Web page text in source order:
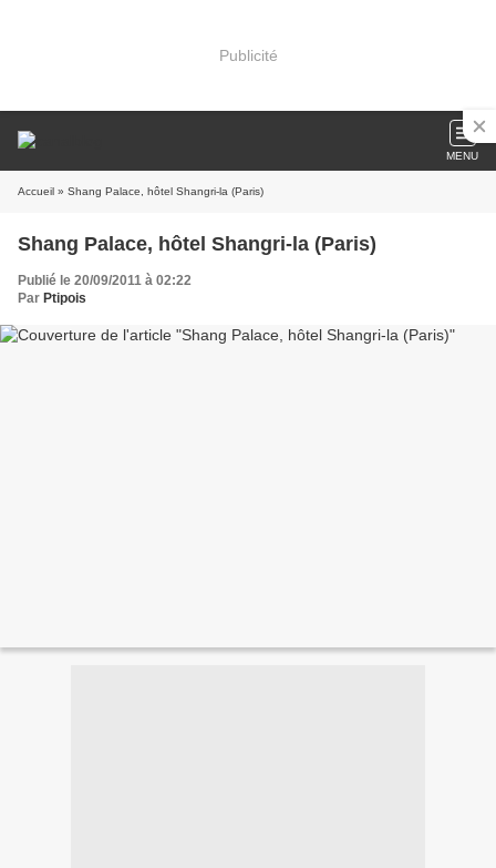
Publicité
MENU
Accueil » Shang Palace, hôtel Shangri-la (Paris)
Shang Palace, hôtel Shangri-la (Paris)
Publié le 20/09/2011 à 02:22
Par Ptipois